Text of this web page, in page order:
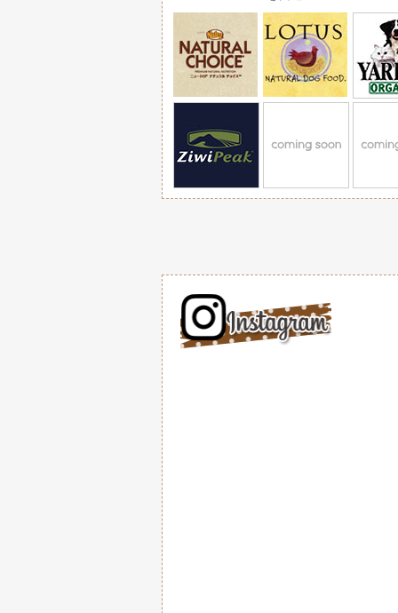
2025/ 6/6
【ハイマイズー】HI! MY
HI! MY ZOOのどうぶつ
匹のフェイストイ☆
2025/ 6/5
イタリアの獣医師の研究
2025/ 6/5
【yappy!】ヤッピー！ヤ
紅芋とヤギミルクのやさ
い♡のおやつ♪